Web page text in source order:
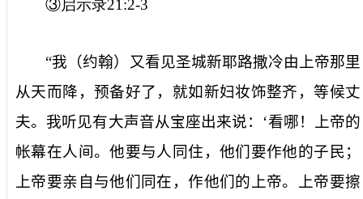
③启示录21:2-3
“我（约翰）又看见圣城新耶路撒冷由上帝那里
从天而降，预备好了，就如新妇妆饰整齐，等候丈
夫。我听见有大声音从宝座出来说：‘看哪！上帝的
帐幕在人间。他要与人同住，他们要作他的子民；
上帝要亲自与他们同在，作他们的上帝。上帝要擦